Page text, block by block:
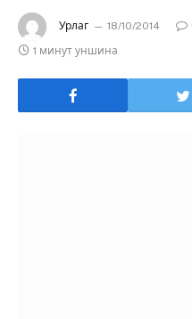
Урлаг 18/10/2014
1 минут уншина